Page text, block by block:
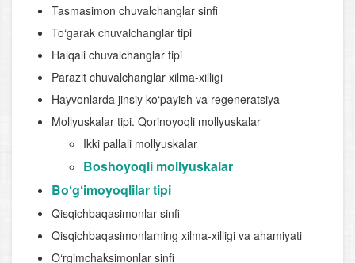
Tasmasimon chuvalchanglar sinfi
To‘garak chuvalchanglar tipi
Halqali chuvalchanglar tipi
Parazit chuvalchanglar xilma-xilligi
Hayvonlarda jinsiy ko‘payish va regeneratsiya
Mollyuskalar tipi. Qorinoyoqli mollyuskalar
Ikki pallali mollyuskalar
Boshoyoqli mollyuskalar
Bo‘g‘imoyoqlilar tipi
Qisqichbaqasimonlar sinfi
Qisqichbaqasimonlarning xilma-xilligi va ahamiyati
O‘rgimchaksimonlar sinfi